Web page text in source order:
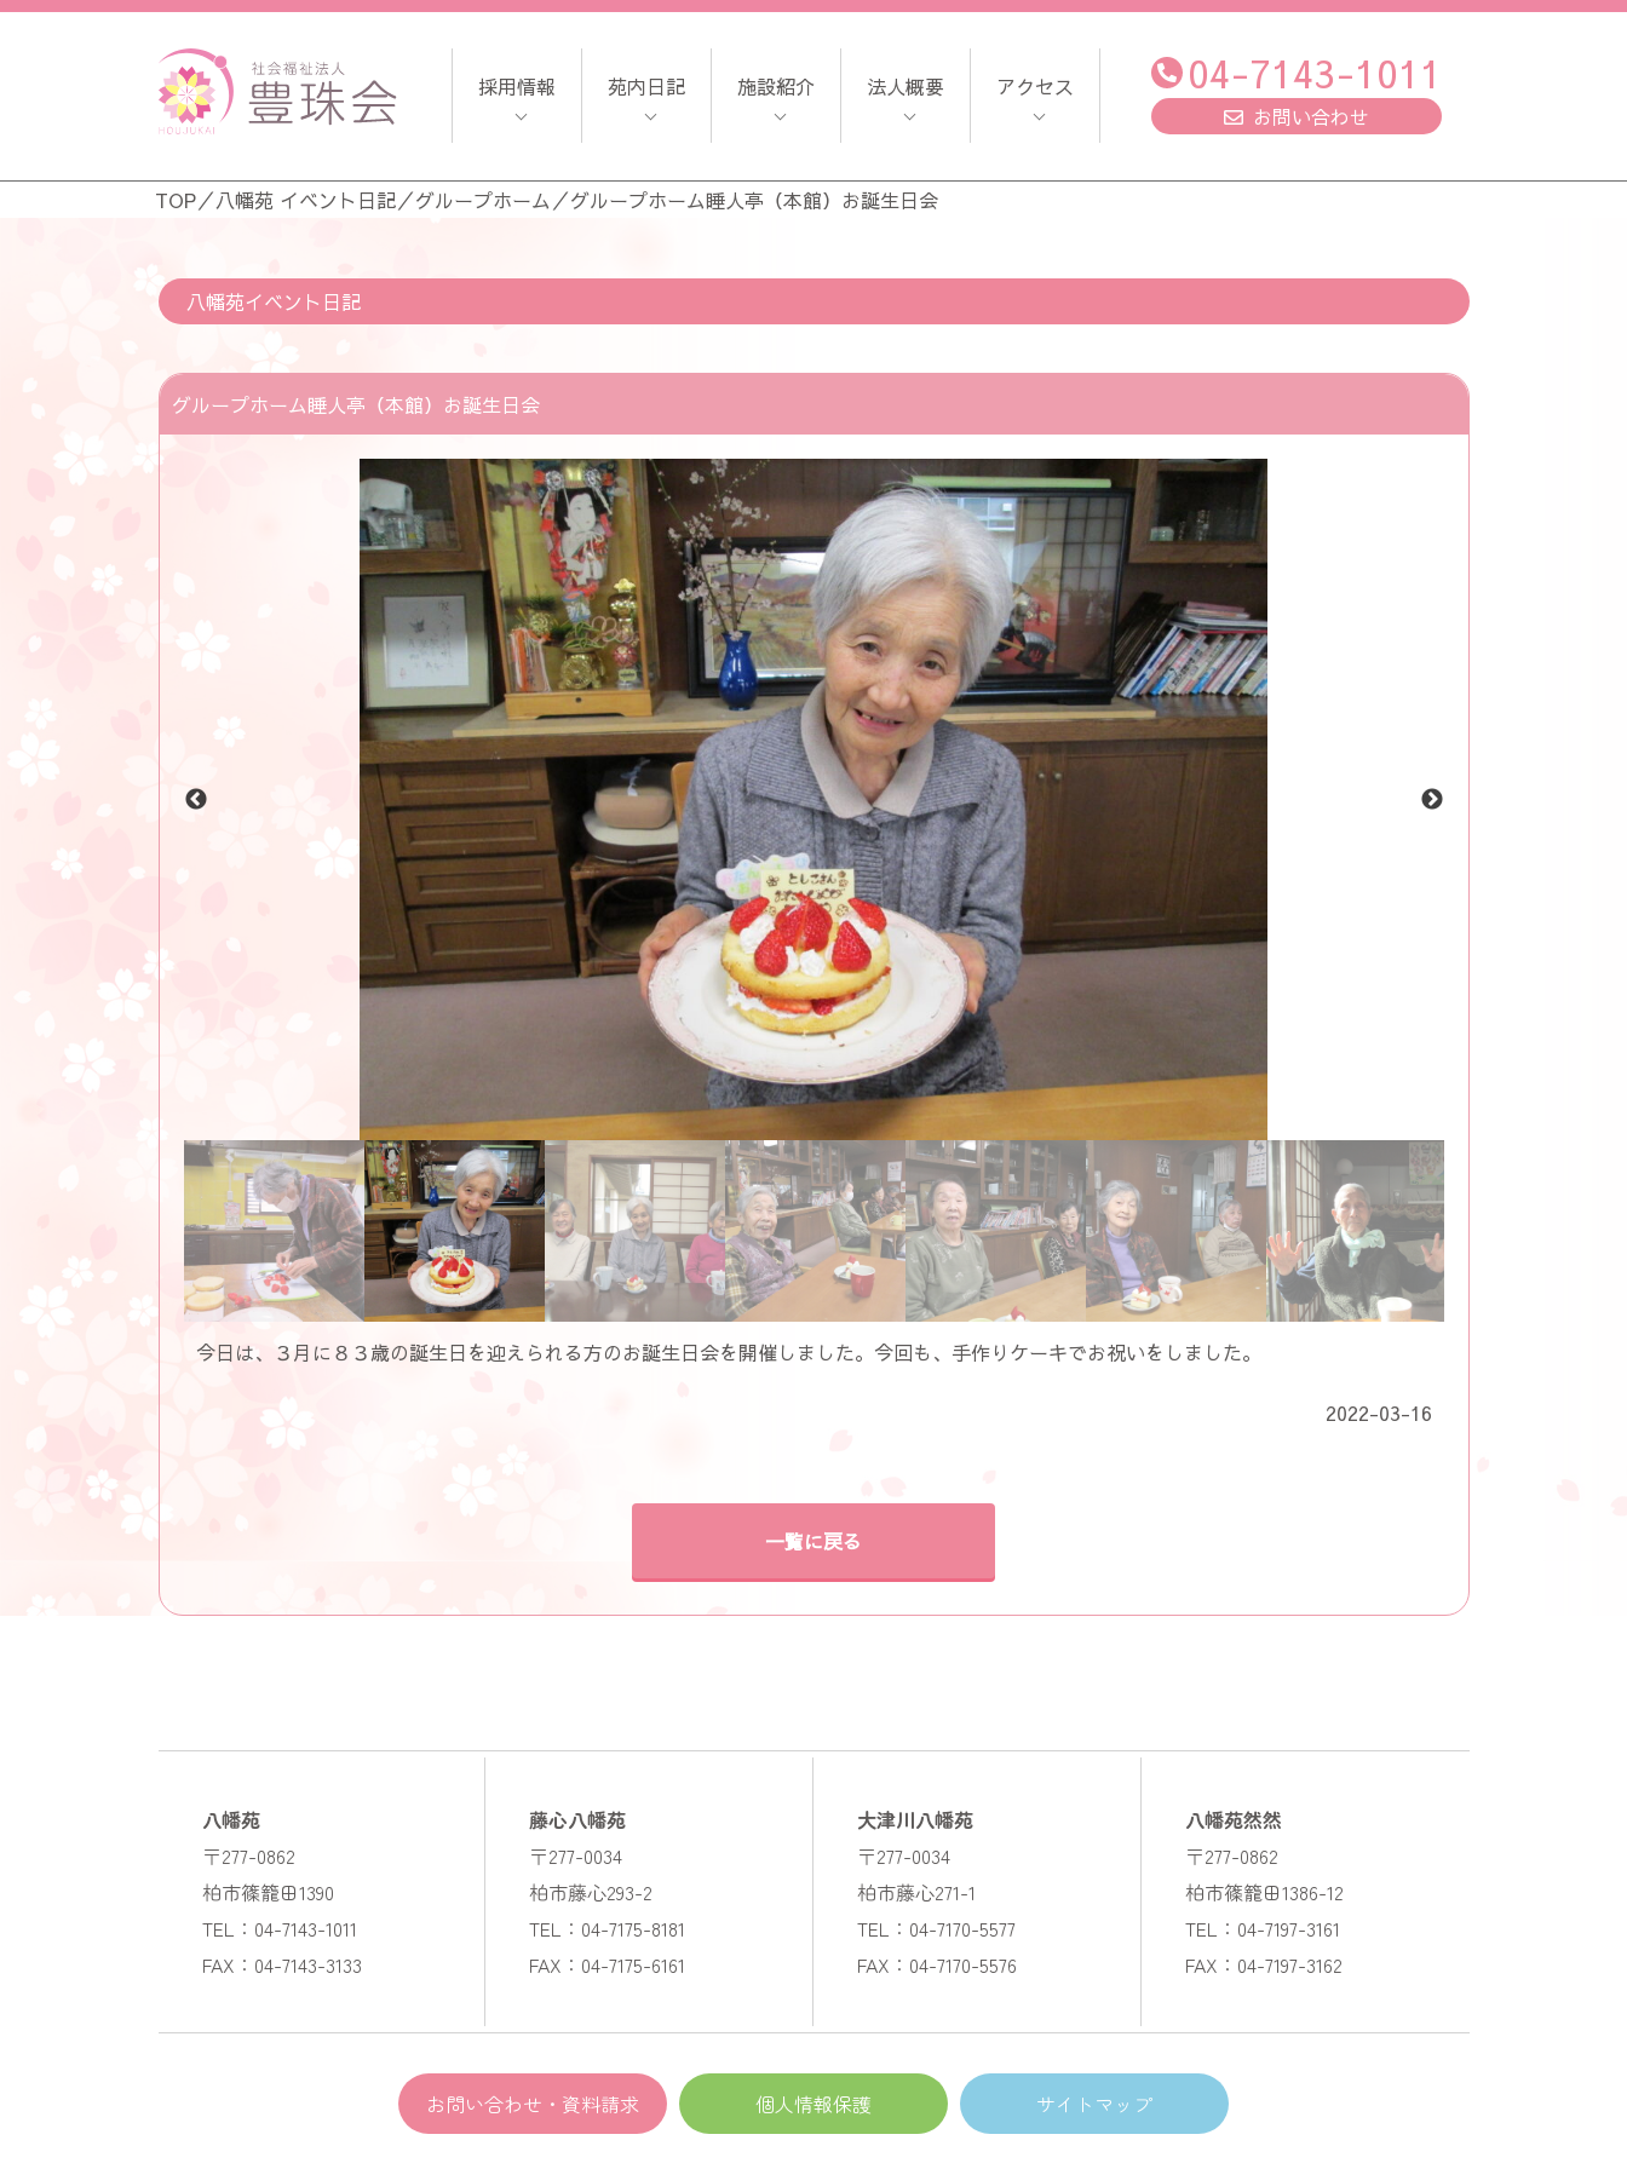
採用情報 苑内日記 施設紹介 法人概要 アクセス 04-7143-1011
お問い合わせ
TOP／八幡苑 イベント日記／グループホーム ／グループホーム睡人亭（本館）お誕生日会
八幡苑イベント日記
グループホーム睡人亭（本館）お誕生日会
今日は、３月に８３歳の誕生日を迎えられる方のお誕生日会を開催しました。今回も、手作りケーキでお祝いをしました。
2022-03-16
一覧に戻る
八幡苑
〒277-0862
柏市篠籠田1390
TEL：04-7143-1011
FAX：04-7143-3133
藤心八幡苑
〒277-0034
柏市藤心293-2
TEL：04-7175-8181
FAX：04-7175-6161
大津川八幡苑
〒277-0034
柏市藤心271-1
TEL：04-7170-5577
FAX：04-7170-5576
八幡苑然然
〒277-0862
柏市篠籠田1386-12
TEL：04-7197-3161
FAX：04-7197-3162
お問い合わせ・資料請求 個人情報保護 サイトマップ